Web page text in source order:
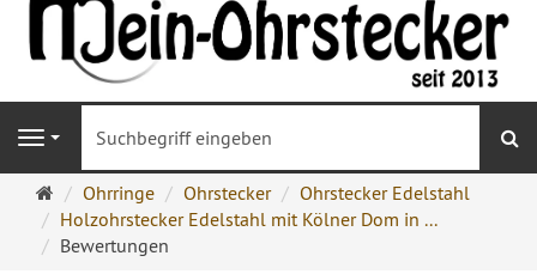
Navigation
Ohrringe
Ohrstecker
Onlineshop
Ohrringe Ohrstecker
Ohrstecker Edelstahl
Holzohrstecker Edelstahl mit Kölner Dom in ...
Bewertungen